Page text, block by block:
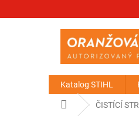
Katalog STIHL
Domů ČISTÍCÍ